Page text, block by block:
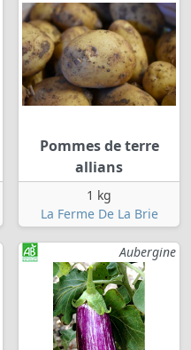
Pommes de terre
allians
1 kg
La Ferme De La Brie
Aubergine